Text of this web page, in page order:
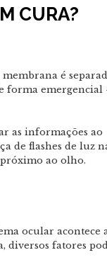
CURA?
é
forma emergencial
as informações ao
de flashes de luz
próximo ao olho.
ocular acontece
diversos fatores